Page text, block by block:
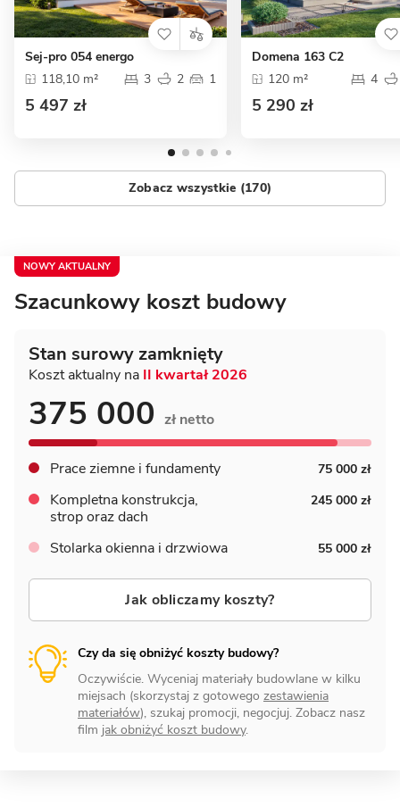
Sej-pro 054 energo
118,10 m²
3 2 1
5 497 zł
Domena 163 C2
120 m²
4
5 290 zł
Zobacz wszystkie (170)
NOWY AKTUALNY
Szacunkowy koszt budowy
Stan surowy zamknięty
Koszt aktualny na II kwartał 2026
375 000 zł netto
Prace ziemne i fundamenty 75 000 zł
Kompletna konstrukcja,
strop oraz dach
245 000 zł
Stolarka okienna i drzwiowa 55 000 zł
Jak obliczamy koszty?
Czy da się obniżyć koszty budowy?
Oczywiście. Wyceniaj materiały budowlane w kilku
miejsach (skorzystaj z gotowego zestawienia
materiałów), szukaj promocji, negocjuj. Zobacz nasz
film jak obniżyć koszt budowy.